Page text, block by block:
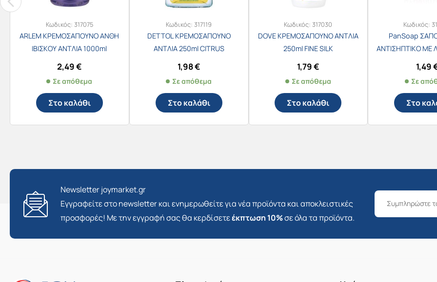
Κωδικός: 317075
ARLEM ΚΡΕΜΟΣΑΠΟΥΝΟ ΑΝΘΗ
ΙΒΙΣΚΟΥ ΑΝΤΛΙΑ 1000ml
2,49€
Σε απόθεμα
Στο καλάθι
Κωδικός:317119
DETTOL ΚΡΕΜΟΣΑΠΟΥΝΟ
ΑΝΤΛΙΑ 250ml CITRUS
1,98€
Σε απόθεμα
Στο καλάθι
Κωδικός:317030
DOVE ΚΡΕΜΟΣΑΠΟΥΝΟ ΑΝΤΛΙΑ
250ml FINE SILK
1,79€
Σε απόθεμα
Στο καλάθι
Κωδικός:
PanSoap
ΑΝΤΙΣΗΠΤΙΚΟ ΜΕ
1,49
Σε
Στο
Newsletter joymarket.gr
Εγγραφείτε στο newsletter και ενημερωθείτε για νέα προϊόντα και αποκλειστικές
προσφορές! Με την εγγραφή σας θα κερδίσετεέκπτωση 10%σε όλα τα προϊόντα.